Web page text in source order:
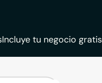
Incluye tu negocio gratis